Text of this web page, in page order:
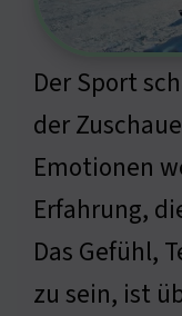
Der Sport
der
Emotionen
Erfahrung,
Das Gefühl,
zu sein, ist